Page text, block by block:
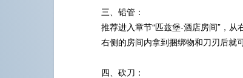
三、铅管：
推荐进入章节“匹兹堡-酒店房间”，
右侧的房间内拿到捆绑物和刀刃后就
四、砍刀：